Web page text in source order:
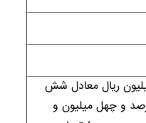
ریال معادل شش
و چهل میلیون و